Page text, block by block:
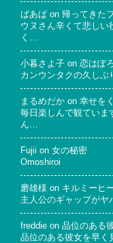
ばあば on 帰ってきた
ウヌさん辛くて悲しい
く…
小暮さよ子 on 恋はぽ
カンウンタクの久しぶ
まるめだか on 幸せを
毎日楽しんで観ていま
ん…
Fujii on 女の秘密
Omoshiroi
磨雄様 on キルミーヒ
主人公のギャップがヤ
freddie on 品位のある
品位のある彼女を早く